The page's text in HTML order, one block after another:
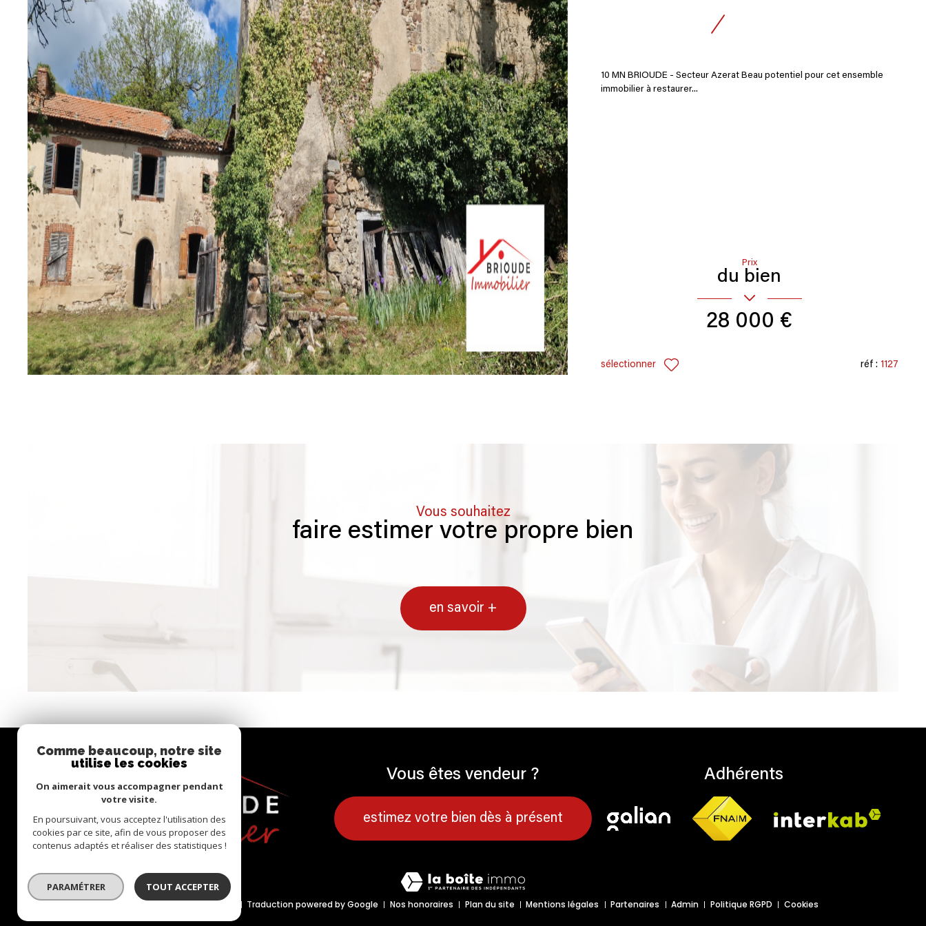
10 MN BRIOUDE - Secteur Azerat Beau potentiel pour cet ensemble
immobilier à restaurer...
Prix
du bien
28 000 €
sélectionner réf : 1127
sur ce bien
Vous souhaitez
faire estimer votre propre bien
en savoir +
Vous êtes vendeur ?
estimez votre bien dès à présent
Adhérents
© 2022 Tous droits réservés Traduction powered by Google Nos honoraires Plan du site Mentions légales Partenaires Admin Politique RGPD Cookies
Comme beaucoup, notre site
utilise les cookies
On aimerait vous accompagner pendant
votre visite.
En poursuivant, vous acceptez l'utilisation des
cookies par ce site, afin de vous proposer des
contenus adaptés et réaliser des statistiques !
PARAMÉTRER TOUT ACCEPTER